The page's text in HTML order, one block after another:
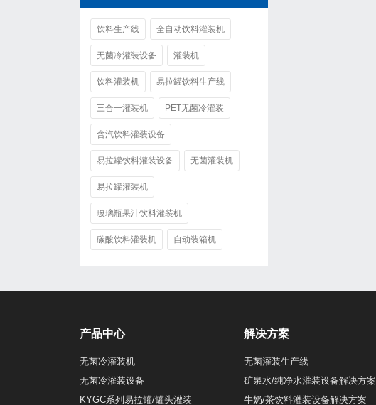
饮料生产线 全自动饮料灌装机
无菌冷灌装设备 灌装机
饮料灌装机 易拉罐饮料生产线
三合一灌装机 PET无菌冷灌装
含汽饮料灌装设备
易拉罐饮料灌装设备 无菌灌装机
易拉罐灌装机
玻璃瓶果汁饮料灌装机
碳酸饮料灌装机 自动装箱机
产品中心
无菌冷灌装机
无菌冷灌装设备
KYGC系列易拉罐/罐头灌装
解决方案
无菌灌装生产线
矿泉水/纯净水灌装设备解决方案
牛奶/茶饮料灌装设备解决方案